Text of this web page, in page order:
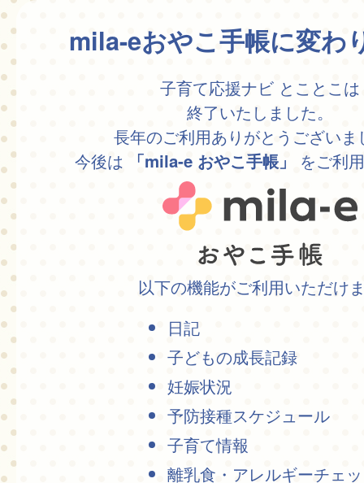
mila-eおやこ手帳に変わ
子育て応援ナビ とことこは
終了いたしました。
長年のご利用ありがとうございま
今後は
「mila-e おやこ手帳」 をご利
以下の機能がご利用いただけ
日記
子どもの成長記録
妊娠状況
予防接種スケジュール
子育て情報
離乳食・アレルギーチェ